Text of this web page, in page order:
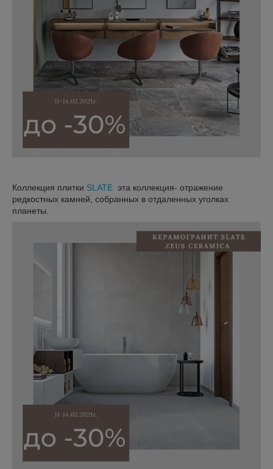
Коллекция плитки SLATE эта коллекция- отражение
редкостных камней, собранных в отдаленных уголках
планеты.